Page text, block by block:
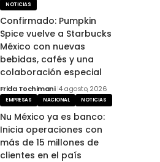
NOTICIAS
Confirmado: Pumpkin
Spice vuelve a Starbucks
México con nuevas
bebidas, cafés y una
colaboración especial
Frida Tochimani 4 agosto, 2026
EMPRESAS NACIONAL NOTICIAS
Nu México ya es banco:
Inicia operaciones con
más de 15 millones de
clientes en el país